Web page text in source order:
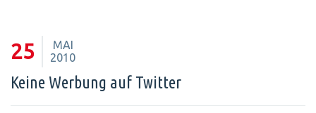
25
MAI
2010
Keine Werbung auf Twitter